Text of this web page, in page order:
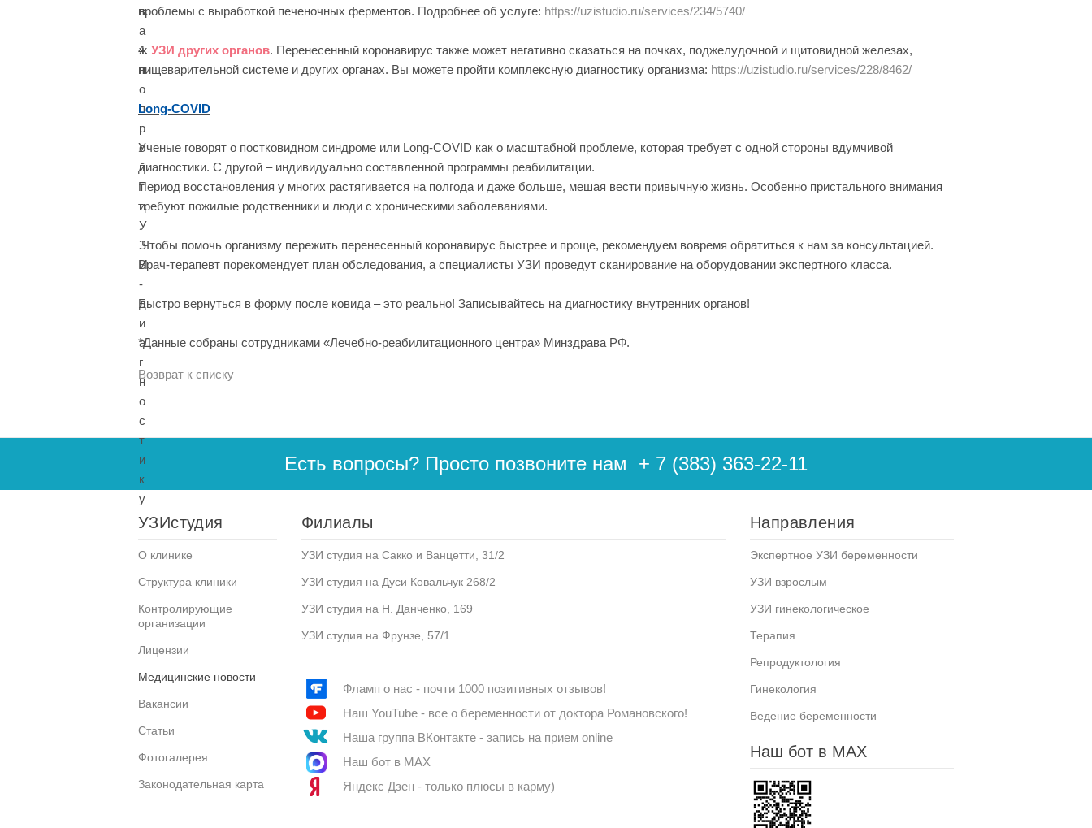
проблемы с выработкой печеночных ферментов. Подробнее об услуге: https://uzistudio.ru/services/234/5740/
4. УЗИ других органов. Перенесенный коронавирус также может негативно сказаться на почках, поджелудочной и щитовидной железах,
пищеварительной системе и других органах. Вы можете пройти комплексную диагностику организма: https://uzistudio.ru/services/228/8462/
Long-COVID
Ученые говорят о постковидном синдроме или Long-COVID как о масштабной проблеме, которая требует с одной стороны вдумчивой
диагностики. С другой – индивидуально составленной программы реабилитации.
Период восстановления у многих растягивается на полгода и даже больше, мешая вести привычную жизнь. Особенно пристального внимания
требуют пожилые родственники и люди с хроническими заболеваниями.
Чтобы помочь организму пережить перенесенный коронавирус быстрее и проще, рекомендуем вовремя обратиться к нам за консультацией.
Врач-терапевт порекомендует план обследования, а специалисты УЗИ проведут сканирование на оборудовании экспертного класса.
Быстро вернуться в форму после ковида – это реально! Записывайтесь на диагностику внутренних органов!
*Данные собраны сотрудниками «Лечебно-реабилитационного центра» Минздрава РФ.
Возврат к списку
Есть вопросы? Просто позвоните нам + 7 (383) 363-22-11
УЗИстудия
О клинике
Структура клиники
Контролирующие
организации
Лицензии
Медицинские новости
Вакансии
Статьи
Фотогалерея
Законодательная карта
Филиалы
УЗИ студия на Сакко и Ванцетти, 31/2
УЗИ студия на Дуси Ковальчук 268/2
УЗИ студия на Н. Данченко, 169
УЗИ студия на Фрунзе, 57/1
Фламп о нас - почти 1000 позитивных отзывов!
Наш YouTube - все о беременности от доктора Романовского!
Наша группа ВКонтакте - запись на прием online
Наш бот в MAX
Яндекс Дзен - только плюсы в карму)
Направления
Экспертное УЗИ беременности
УЗИ взрослым
УЗИ гинекологическое
Терапия
Репродуктология
Гинекология
Ведение беременности
Наш бот в MAX